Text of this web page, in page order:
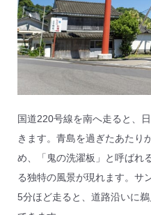
国道220号線を南へ走ると、
きます。青島を過ぎたあたり
め、「鬼の洗濯板」と呼ばれ
る独特の風景が現れます。サ
5分ほど走ると、道路沿いに